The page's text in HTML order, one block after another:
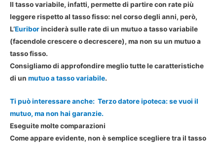
Il tasso variabile, infatti, permette di partire con rate più
leggere rispetto al tasso fisso: nel corso degli anni, però,
L’Euriborinciderà sulle rate di un mutuo a tasso variabile
(facendole crescere o decrescere), ma non su un mutuo a
tasso fisso.
Consigliamo di approfondire meglio tutte le caratteristiche
di un mutuo a tasso variabile.
Ti può interessare anche: Terzo datore ipoteca: se vuoi il
mutuo, ma non hai garanzie.
Eseguite molte comparazioni
Come appare evidente, non è semplice scegliere tra il tasso